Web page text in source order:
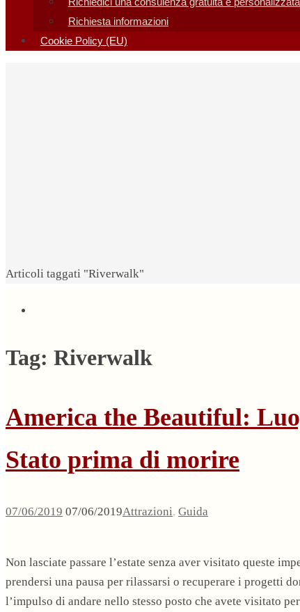
Richiesta informazioni
Cookie Policy (EU)
Home
Articoli taggati "Riverwalk"
Tag: Riverwalk
America the Beautiful:
Stato prima di morire
07/06/2019 07/06/2019Attrazioni, Guida
Non lasciate passare l’estate senza aver visitato queste
prendersi una pausa per rilassarsi o recuperare i progetti
l’impulso di andare nello stesso posto che avete visitato